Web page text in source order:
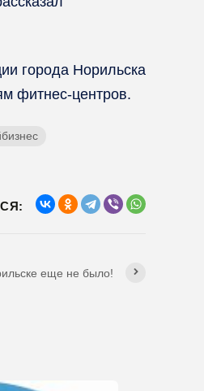
города Норильска
фитнес-центров.
еще не было!